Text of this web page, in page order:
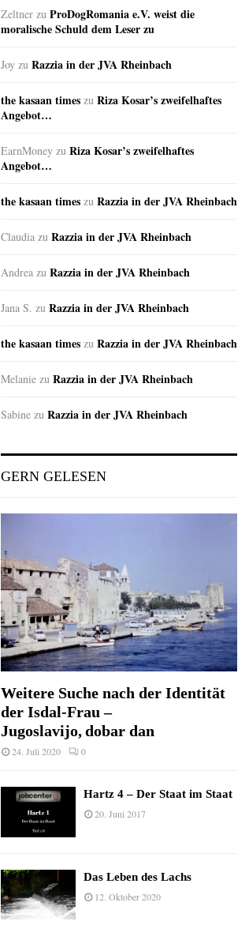
Zeltner zu ProDogRomania e.V. weist die
moralische Schuld dem Leser zu
Joy zu Razzia in der JVA Rheinbach
the kasaan times zu Riza Kosar’s zweifelhaftes
Angebot…
EarnMoney zu Riza Kosar’s zweifelhaftes
Angebot…
the kasaan times zu Razzia in der JVA Rheinbach
Claudia zu Razzia in der JVA Rheinbach
Andrea zu Razzia in der JVA Rheinbach
Jana S. zu Razzia in der JVA Rheinbach
the kasaan times zu Razzia in der JVA Rheinbach
Melanie zu Razzia in der JVA Rheinbach
Sabine zu Razzia in der JVA Rheinbach
GERN GELESEN
Weitere Suche nach der Identität
der Isdal-Frau –
Jugoslavijo, dobar dan
24. Juli 2020 0
Hartz 4 – Der Staat im Staat
20. Juni 2017
Das Leben des Lachs
12. Oktober 2020